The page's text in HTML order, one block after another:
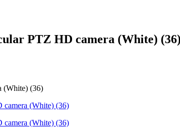
PTZ HD camera (White) (36)
(White) (36)